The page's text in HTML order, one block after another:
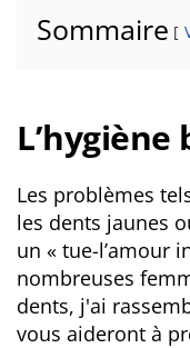
Sommaire
L’hygiène
Les problèmes
les dents jaunes
un « tue-l’amour
nombreuses
dents, j'ai
vous aideront à